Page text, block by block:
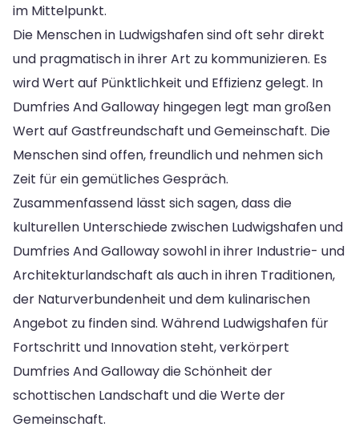
im Mittelpunkt.
Die Menschen in Ludwigshafen sind oft sehr direkt
und pragmatisch in ihrer Art zu kommunizieren. Es
wird Wert auf Pünktlichkeit und Effizienz gelegt. In
Dumfries And Galloway hingegen legt man großen
Wert auf Gastfreundschaft und Gemeinschaft. Die
Menschen sind offen, freundlich und nehmen sich
Zeit für ein gemütliches Gespräch.
Zusammenfassend lässt sich sagen, dass die
kulturellen Unterschiede zwischen Ludwigshafen und
Dumfries And Galloway sowohl in ihrer Industrie- und
Architekturlandschaft als auch in ihren Traditionen,
der Naturverbundenheit und dem kulinarischen
Angebot zu finden sind. Während Ludwigshafen für
Fortschritt und Innovation steht, verkörpert
Dumfries And Galloway die Schönheit der
schottischen Landschaft und die Werte der
Gemeinschaft.